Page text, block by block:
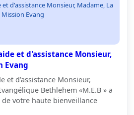
d'assistance Monsieur, Madame, La
Mission Evang
et d'assistance Monsieur,
Evang
et d’assistance Monsieur,
Bethlehem «M.E.B » a
votre haute bienveillance